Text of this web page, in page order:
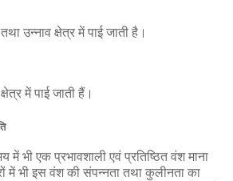
उन्नाव क्षेत्र में पाई जाती है।
में पाई जाती हैं।
में भी एक प्रभावशाली एवं प्रतिष्ठित वंश माना
में भी इस वंश की संपन्नता तथा कुलीनता का